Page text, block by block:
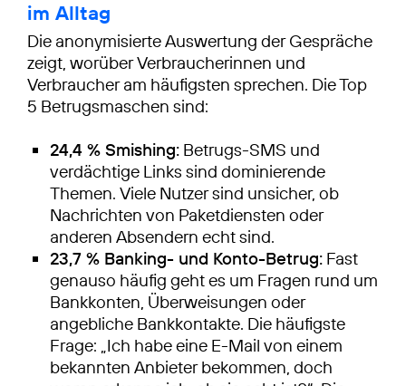
im Alltag
Die anonymisierte Auswertung der Gespräche
zeigt, worüber Verbraucherinnen und
Verbraucher am häufigsten sprechen. Die Top
5 Betrugsmaschen sind:
24,4 % Smishing: Betrugs-SMS und
verdächtige Links sind dominierende
Themen. Viele Nutzer sind unsicher, ob
Nachrichten von Paketdiensten oder
anderen Absendern echt sind.
23,7 % Banking- und Konto-Betrug: Fast
genauso häufig geht es um Fragen rund um
Bankkonten, Überweisungen oder
angebliche Bankkontakte. Die häufigste
Frage: „Ich habe eine E-Mail von einem
bekannten Anbieter bekommen, doch